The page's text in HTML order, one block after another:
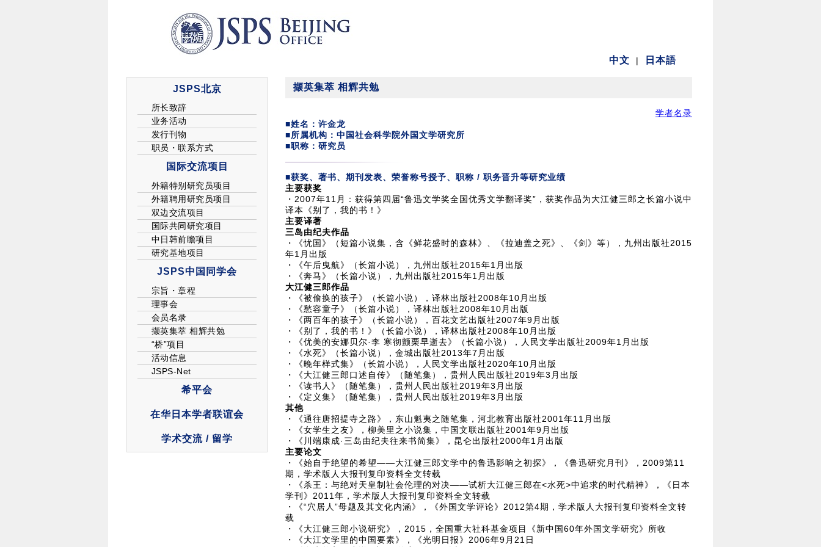
撷英集萃 相辉共勉
学者名录
■姓名：许金龙
■所属机构：中国社会科学院外国文学研究所
■职称：研究员
■获奖、著书、期刊发表、荣誉称号授予、职称 / 职务晋升等研究业绩
主要获奖
・2007年11月：获得第四届“鲁迅文学奖全国优秀文学翻译奖”，获奖作品为大江健三郎之长篇小说中
译本《别了，我的书！》
主要译著
三岛由纪夫作品
・《忧国》（短篇小说集，含《鲜花盛时的森林》、《拉迪盖之死》、《剑》等），九州出版社2015
年1月出版
・《午后曳航》（长篇小说），九州出版社2015年1月出版
・《奔马》（长篇小说），九州出版社2015年1月出版
大江健三郎作品
・《被偷换的孩子》（长篇小说），译林出版社2008年10月出版
・《愁容童子》（长篇小说），译林出版社2008年10月出版
・《两百年的孩子》（长篇小说），百花文艺出版社2007年9月出版
・《别了，我的书！》（长篇小说），译林出版社2008年10月出版
・《优美的安娜贝尔·李 寒彻颤栗早逝去》（长篇小说），人民文学出版社2009年1月出版
・《水死》（长篇小说），金城出版社2013年7月出版
・《晚年样式集》（长篇小说），人民文学出版社2020年10月出版
・《大江健三郎口述自传》（随笔集），贵州人民出版社2019年3月出版
・《读书人》（随笔集），贵州人民出版社2019年3月出版
・《定义集》（随笔集），贵州人民出版社2019年3月出版
其他
・《通往唐招提寺之路》，东山魁夷之随笔集，河北教育出版社2001年11月出版
・《女学生之友》，柳美里之小说集，中国文联出版社2001年9月出版
・《川端康成·三岛由纪夫往来书简集》，昆仑出版社2000年1月出版
主要论文
・《始自于绝望的希望——大江健三郎文学中的鲁迅影响之初探》，《鲁迅研究月刊》，2009第11
期，学术版人大报刊复印资料全文转载
・《杀王：与绝对天皇制社会伦理的对决——试析大江健三郎在<水死>中追求的时代精神》，《日本
学刊》2011年，学术版人大报刊复印资料全文转载
・《“穴居人”母题及其文化内涵》，《外国文学评论》2012第4期，学术版人大报刊复印资料全文转
载
・《大江健三郎小说研究》，2015，全国重大社科基金项目《新中国60年外国文学研究》所收
・《大江文学里的中国要素》，《光明日报》2006年9月21日